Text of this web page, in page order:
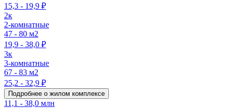
15,3 - 19,9 ₽
2к
2-комнатные
47 - 80 м2
19,9 - 38,0 ₽
3к
3-комнатные
67 - 83 м2
25,2 - 32,9 ₽
Подробнее о жилом комплексе
11,1 - 38,0 млн